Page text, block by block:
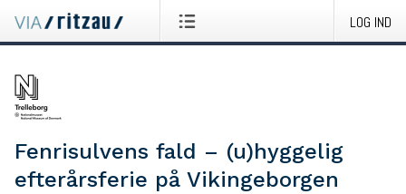
LOG IND
Fenrisulvens fald – (u)hyggelig
efterårsferie på Vikingeborgen